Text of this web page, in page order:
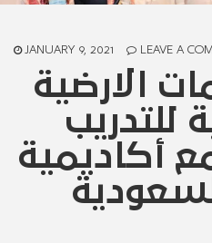
JANUARY 9, 2021 LEAVE A
الارضية
للتدريب
أكاديمية